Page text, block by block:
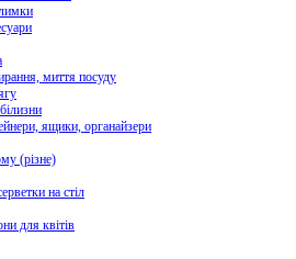
миття посуду
ящики, органайзери
(різне)
на стіл
для квітів